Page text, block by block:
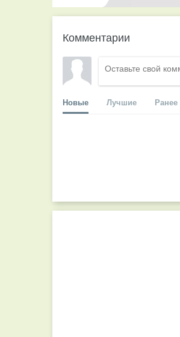
Комментарии
Новые Лучшие Ранее